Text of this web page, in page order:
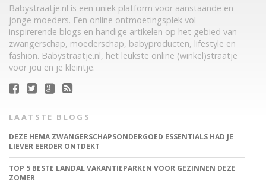
Babystraatje.nl is een uniek platform voor aanstaande en
jonge moeders. Een online ontmoetingsplek vol
inspirerende blogs en handige artikelen op het gebied van
zwangerschap, moederschap, babyproducten, lifestyle en
fashion. Babystraatje.nl, het leukste online (winkel)straatje
voor jou en je kleintje.
LAATSTE BLOGS
DEZE HEMA ZWANGERSCHAPSONDERGOED ESSENTIALS HAD JE
LIEVER EERDER ONTDEKT
TOP 5 BESTE LANDAL VAKANTIEPARKEN VOOR GEZINNEN DEZE
ZOMER